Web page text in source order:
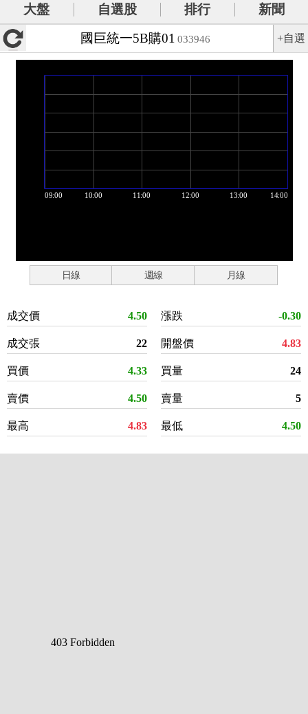
大盤 自選股 排行
新聞
國巨統一5B購01 033946 +自選
日線 週線 月線
成交價 4.50
成交張 22
買價 4.33
賣價 4.50
最高 4.83
漲跌 -0.30
開盤價 4.83
買量 24
賣量 5
最低 4.50